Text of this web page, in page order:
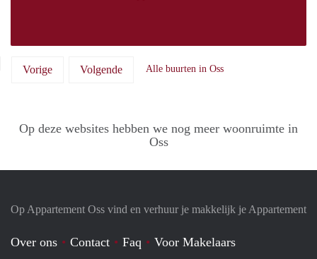
Vorige Volgende Alle buurten in Oss
Op deze websites hebben we nog meer woonruimte in
Oss
Op Appartement Oss vind en verhuur je makkelijk je Appartement
Over ons Contact Faq Voor Makelaars